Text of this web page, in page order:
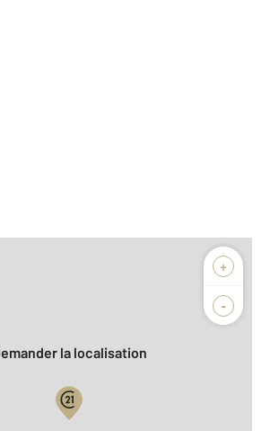
+
-
Biens vendus
Demander la localisation